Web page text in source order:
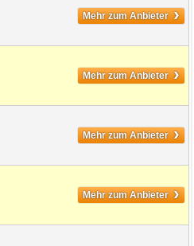
Mehr zum Anbieter ›
Mehr zum Anbieter ›
Mehr zum Anbieter ›
Mehr zum Anbieter ›